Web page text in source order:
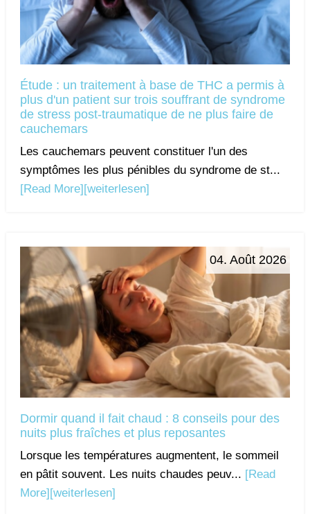
Étude : un traitement à base de THC a permis à
plus d'un patient sur trois souffrant de syndrome
de stress post-traumatique de ne plus faire de
cauchemars
Les cauchemars peuvent constituer l'un des
symptômes les plus pénibles du syndrome de st...
[Read More] [weiterlesen]
04. Août 2026
Dormir quand il fait chaud : 8 conseils pour des
nuits plus fraîches et plus reposantes
Lorsque les températures augmentent, le sommeil
en pâtit souvent. Les nuits chaudes peuv... [Read
More] [weiterlesen]